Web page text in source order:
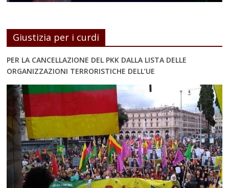
Giustizia per i curdi
PER LA CANCELLAZIONE DEL PKK DALLA LISTA DELLE
ORGANIZZAZIONI TERRORISTICHE DELL’UE